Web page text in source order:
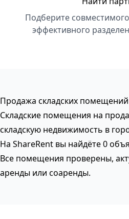
Подберите
эффективного
Продажа складских помещений
Складские помещения на
складскую недвижимость в
На ShareRent вы найдёте 0
Все помещения проверены,
аренды или соаренды.